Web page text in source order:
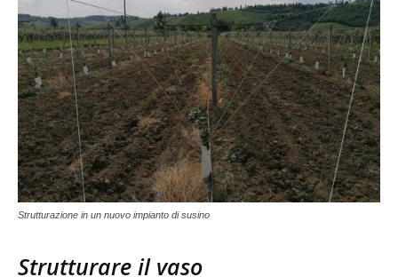
Strutturazione in un nuovo impianto di susino
Strutturare il vaso